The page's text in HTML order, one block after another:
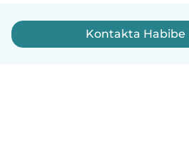
Kontakta Habibe